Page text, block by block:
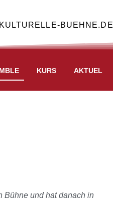
BUEHNE.DE
KURS AKTUEL
Bühne und hat danach in